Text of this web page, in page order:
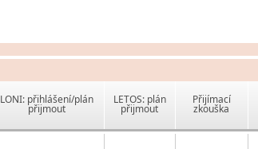
LONI: přihlášení/plán
přijmout
LETOS: plán
přijmout
Přijímací
zkouška